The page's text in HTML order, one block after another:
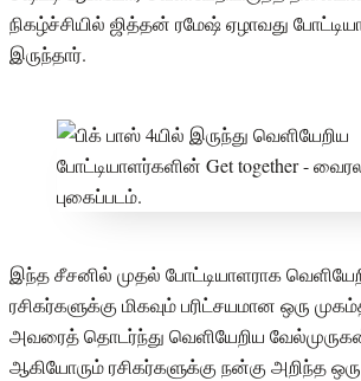
நிகழ்ச்சியில் ஜித்தன் ரமேஷ் ஏழாவது
இருந்தார்.
இந்த சீசனில் முதல் போட்டியாளராக
ரசிகர்களுக்கு மிகவும் பரிட்சயமான ஒரு
அவரைத் தொடர்ந்து வெளியேறிய
ஆகியோரும் ரசிகர்களுக்கு நன்கு அறிந்த